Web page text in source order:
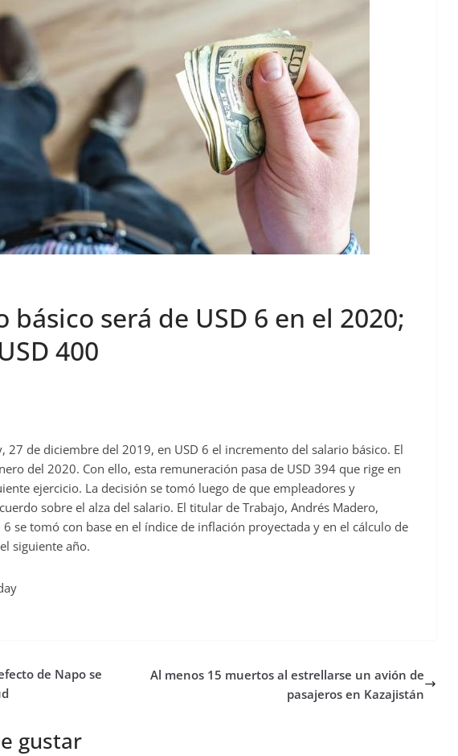
básico será de USD 6 en el 2020;
400
27 de diciembre del 2019, en USD 6 el incremento del salario básico. El
del 2020. Con ello, esta remuneración pasa de USD 394 que rige en
ejercicio. La decisión se tomó luego de que empleadores y
sobre el alza del salario. El titular de Trabajo, Andrés Madero,
se tomó con base en el índice de inflación proyectada y en el cálculo de
siguiente año.
de Napo se
Al menos 15 muertos al estrellarse un avión de
pasajeros en Kazajistán
gustar